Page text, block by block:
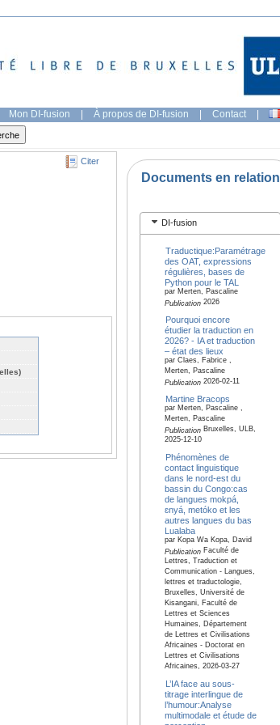
Mon DI-fusion | À propos de DI-fusion | Contact |
Citer
Documents en relation
DI-fusion
Traductique:Paramétrage
des OAT, expressions
régulières, bases de
Python pour le TAL
par Merten, Pascaline
Publication2026
Pourquoi encore
étudier la traduction en
2026? - IA et traduction
– état des lieux
par Claes, Fabrice ,
Merten, Pascaline
Publication2026-02-11
Martine Bracops
par Merten, Pascaline ,
Merten, Pascaline
PublicationBruxelles, ULB,
2025-12-10
Phénomènes de
contact linguistique
dans le nord-est du
bassin du Congo:cas
de langues mokpá,
ɛnyá, metóko et les
autres langues du bas
Lualaba
par Kopa Wa Kopa, David
PublicationFaculté de
Lettres, Traduction et
Communication - Langues,
lettres et traductologie,
Bruxelles, Université de
Kisangani, Faculté de
Lettres et Sciences
Humaines, Département
de Lettres et Civilisations
Africaines - Doctorat en
Lettres et Civilisations
Africaines, 2026-03-27
L’IA face au sous-
titrage interlingue de
l’humour:Analyse
multimodale et étude de